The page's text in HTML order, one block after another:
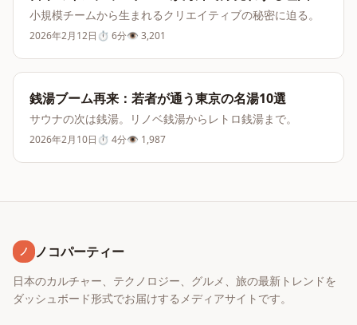
小規模チームから生まれるクリエイティブの秘密に迫る。
2026年2月12日 ⏱ 6分👁 3,201
銭湯ブーム再来：若者が通う東京の名湯10選
サウナの次は銭湯。リノベ銭湯からレトロ銭湯まで。
2026年2月10日 ⏱ 4分👁 1,987
ノ ノコパーティー
日本のカルチャー、テクノロジー、グルメ、旅の最新トレンドを
ダッシュボード形式でお届けするメディアサイトです。